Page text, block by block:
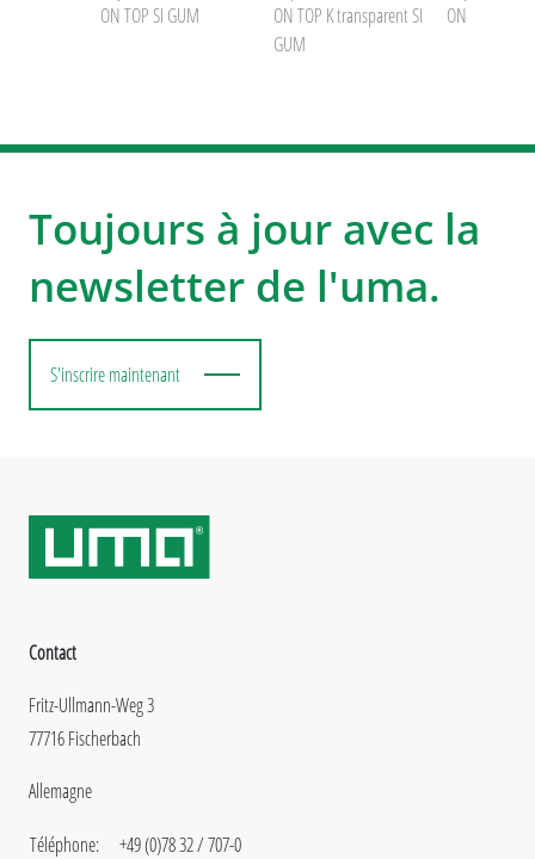
ON TOP SI GUM
ON TOP K transparent SI
GUM
ON TOP
Toujours à jour avec la
newsletter de l'uma.
S'inscrire maintenant
Contact
Fritz-Ullmann-Weg 3
77716 Fischerbach
Allemagne
Téléphone:
+49 (0)78 32 / 707-0